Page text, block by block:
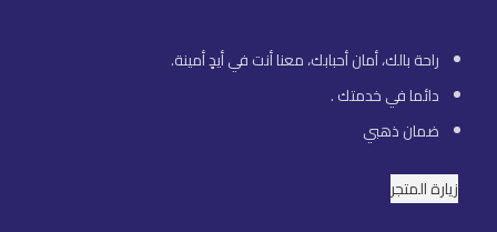
راحة بالك، أمان أحبابك، معنا أنت في أيدٍ أمينة.
دائما في خدمتك .
ضمان ذهبي
زيارة المتجر